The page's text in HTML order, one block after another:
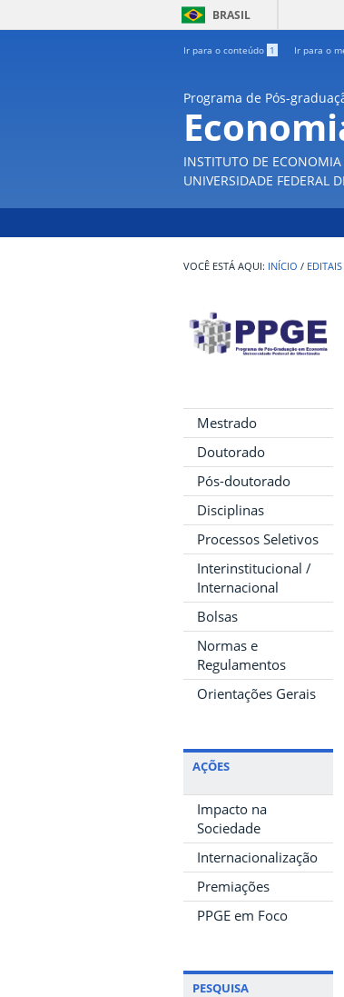
BRASIL
Ir para o conteúdo 1 Ir para o
Programa de Pós-
INSTITUTO DE
UNIVERSIDADE FEDERAL
INÍCIO / EDITAIS
Mestrado
Doutorado
Pós-doutorado
Disciplinas
Processos Seletivos
Interinstitucional /
Internacional
Bolsas
Normas e
Regulamentos
Orientações Gerais
AÇÕES
Impacto na
Sociedade
Internacionalização
Premiações
PPGE em Foco
PESQUISA